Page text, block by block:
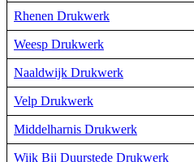
Rhenen Drukwerk
Weesp Drukwerk
Naaldwijk Drukwerk
Velp Drukwerk
Middelharnis Drukwerk
Wijk Bij Duurstede Drukwerk